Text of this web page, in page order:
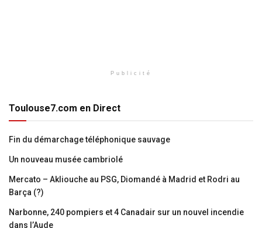
Publicité
Toulouse7.com en Direct
Fin du démarchage téléphonique sauvage
Un nouveau musée cambriolé
Mercato – Akliouche au PSG, Diomandé à Madrid et Rodri au
Barça (?)
Narbonne, 240 pompiers et 4 Canadair sur un nouvel incendie
dans l’Aude